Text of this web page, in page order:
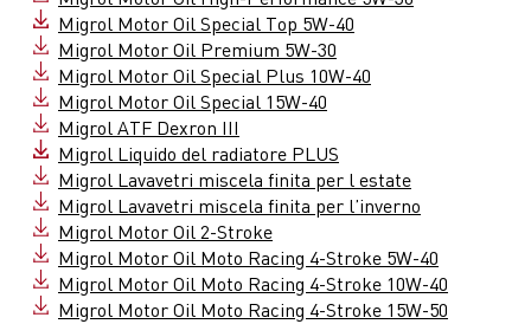
Migrol Motor Oil Special Top 5W-40
Migrol Motor Oil Premium 5W-30
Migrol Motor Oil Special Plus 10W-40
Migrol Motor Oil Special 15W-40
Migrol ATF Dexron III
Migrol Liquido del radiatore PLUS
Migrol Lavavetri miscela finita per l estate
Migrol Lavavetri miscela finita per l’inverno
Migrol Motor Oil 2-Stroke
Migrol Motor Oil Moto Racing 4-Stroke 5W-40
Migrol Motor Oil Moto Racing 4-Stroke 10W-40
Migrol Motor Oil Moto Racing 4-Stroke 15W-50